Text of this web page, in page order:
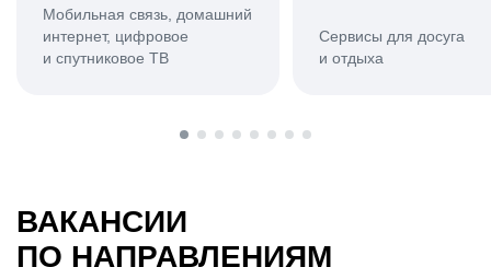
Мобильная связь, домашний
интернет, цифровое
и спутниковое ТВ
Сервисы для досуга
и отдыха
ВАКАНСИИ
ПО НАПРАВЛЕНИЯМ